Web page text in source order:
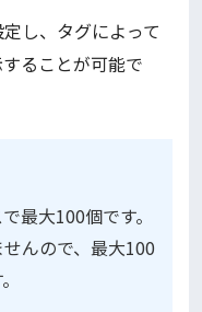
し、タグによって
ることが可能で
最大100個です。
んので、最大100